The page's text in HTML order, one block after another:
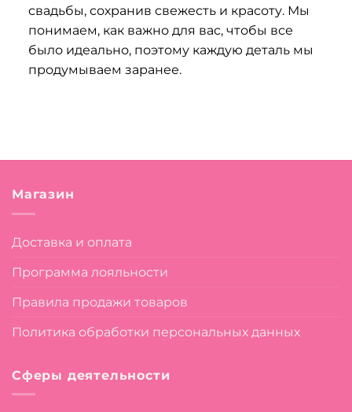
свадьбы, сохранив свежесть и красоту. Мы
понимаем, как важно для вас, чтобы все
было идеально, поэтому каждую деталь мы
продумываем заранее.
Магазин
Доставка и оплата
Программа лояльности
Правила продажи товаров
Политика обработки персональных данных
Сферы деятельности